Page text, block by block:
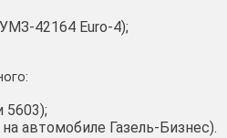
42164 Euro-4);
5603);
автомобиле Газель-Бизнес).